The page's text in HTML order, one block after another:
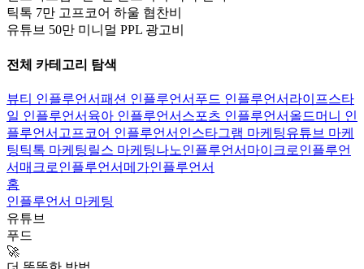
틱톡 7만 고프코어 하울 협찬비
유튜브 50만 미니멀 PPL 광고비
전체 카테고리 탐색
뷰티 인플루언서패션 인플루언서 푸드 인플루언서 라이프스타
일 인플루언서 육아 인플루언서 스포츠 인플루언서 올드머니 인
플루언서 고프코어 인플루언서 인스타그램 마케팅유튜브 마케
팅틱톡 마케팅 릴스 마케팅나노인플루언서 마이크로인플루언
서 매크로인플루언서 메가인플루언서
홈
인플루언서 마케팅
유튜브
푸드
🚀